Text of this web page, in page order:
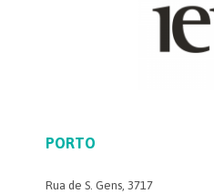
PORTO
Rua de S. Gens, 3717